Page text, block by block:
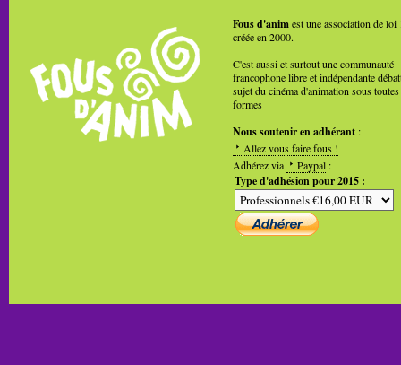
Fous d'animest une association de loi
créée en 2000.
C'est aussi et surtout une communauté
francophone libre et indépendante
sujet du cinéma d'animation sous toutes
formes
Nous soutenir en adhérant :
Allez vous faire fous !
Adhérez via
Paypal :
Type d'adhésion pour 2015 :